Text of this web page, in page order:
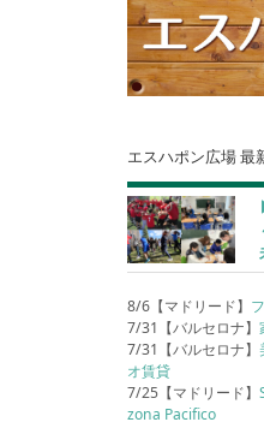
エスハポン広場 最
8/6【マドリード】
7/31【バルセロナ】
7/31【バルセロナ】
オ賃貸
7/25【マドリード】
zona Pacifico